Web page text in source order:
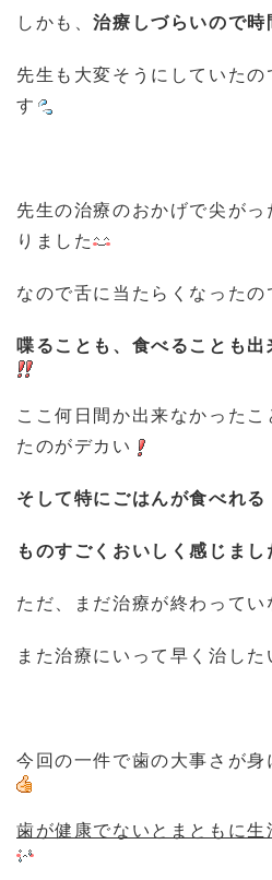
しかも、治療しづらいので時
先生も大変そうにしていた
す
先生の治療のおかげで尖が
りました
なので舌に当たらくなったの
喋ることも、食べることも
ここ何日間か出来なかった
たのがデカい
そして特にごはんが食べれる
ものすごくおいしく感じまし
ただ、まだ治療が終わってい
また治療にいって早く治し
今回の一件で歯の大事さが
歯が健康でないとまともに